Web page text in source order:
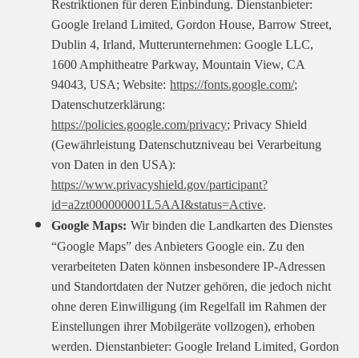
Restriktionen für deren Einbindung. Dienstanbieter:
Google Ireland Limited, Gordon House, Barrow Street,
Dublin 4, Irland, Mutterunternehmen: Google LLC,
1600 Amphitheatre Parkway, Mountain View, CA
94043, USA; Website: https://fonts.google.com/;
Datenschutzerklärung:
https://policies.google.com/privacy; Privacy Shield
(Gewährleistung Datenschutzniveau bei Verarbeitung
von Daten in den USA):
https://www.privacyshield.gov/participant?
id=a2zt000000001L5AAI&status=Active.
Google Maps: Wir binden die Landkarten des Dienstes
“Google Maps” des Anbieters Google ein. Zu den
verarbeiteten Daten können insbesondere IP-Adressen
und Standortdaten der Nutzer gehören, die jedoch nicht
ohne deren Einwilligung (im Regelfall im Rahmen der
Einstellungen ihrer Mobilgeräte vollzogen), erhoben
werden. Dienstanbieter: Google Ireland Limited, Gordon